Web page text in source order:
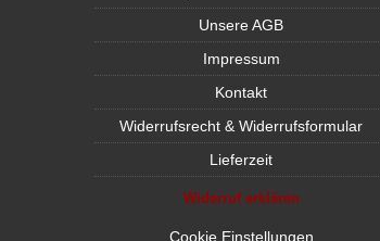
Unsere AGB
Impressum
Kontakt
Widerrufsrecht & Widerrufsformular
Lieferzeit
Widerruf erklären
Cookie Einstellungen